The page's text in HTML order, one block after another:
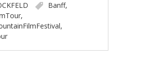
Banff,
,
,